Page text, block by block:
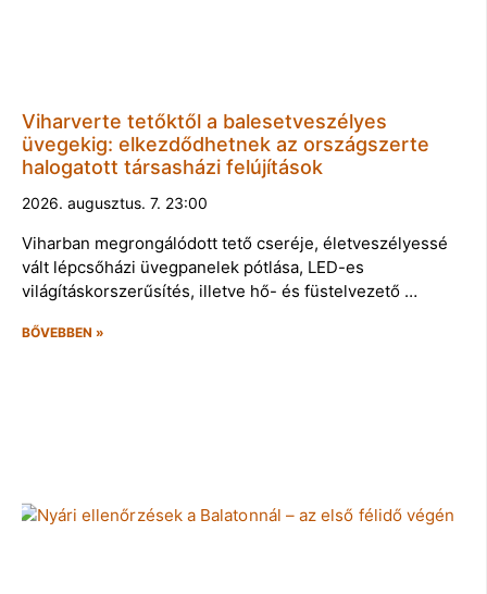
Viharverte tetőktől a balesetveszélyes
üvegekig: elkezdődhetnek az országszerte
halogatott társasházi felújítások
2026. augusztus. 7. 23:00
Viharban megrongálódott tető cseréje, életveszélyessé
vált lépcsőházi üvegpanelek pótlása, LED-es
világításkorszerűsítés, illetve hő- és füstelvezető …
BŐVEBBEN »